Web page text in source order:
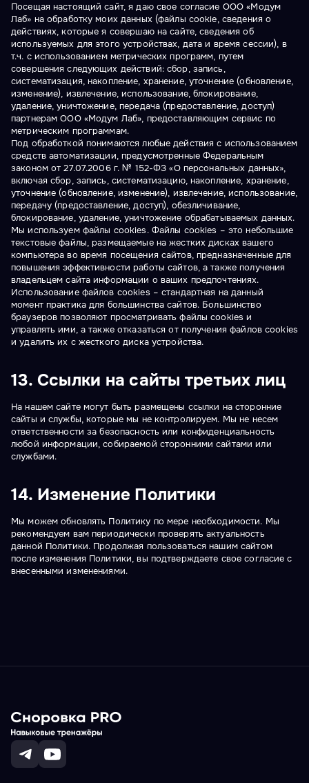
Посещая настоящий сайт, я даю свое согласие ООО «Модум
Лаб» на обработку моих данных (файлы cookie, сведения о
действиях, которые я совершаю на сайте, сведения об
используемых для этого устройствах, дата и время сессии), в
т.ч. с использованием метрических программ, путем
совершения следующих действий: сбор, запись,
систематизация, накопление, хранение, уточнение (обновление,
изменение), извлечение, использование, блокирование,
удаление, уничтожение, передача (предоставление, доступ)
партнерам ООО «Модум Лаб», предоставляющим сервис по
метрическим программам.
Под обработкой понимаются любые действия с использованием
средств автоматизации, предусмотренные Федеральным
законом от 27.07.2006 г. № 152-ФЗ «О персональных данных»,
включая сбор, запись, систематизацию, накопление, хранение,
уточнение (обновление, изменение), извлечение, использование,
передачу (предоставление, доступ), обезличивание,
блокирование, удаление, уничтожение обрабатываемых данных.
Мы используем файлы cookies. Файлы cookies – это небольшие
текстовые файлы, размещаемые на жестких дисках вашего
компьютера во время посещения сайтов, предназначенные для
повышения эффективности работы сайтов, а также получения
владельцем сайта информации о ваших предпочтениях.
Использование файлов cookies – стандартная на данный
момент практика для большинства сайтов. Большинство
браузеров позволяют просматривать файлы cookies и
управлять ими, а также отказаться от получения файлов cookies
и удалить их с жесткого диска устройства.
13. Ссылки на сайты третьих лиц
На нашем сайте могут быть размещены ссылки на сторонние
сайты и службы, которые мы не контролируем. Мы не несем
ответственности за безопасность или конфиденциальность
любой информации, собираемой сторонними сайтами или
службами.
14. Изменение Политики
Мы можем обновлять Политику по мере необходимости. Мы
рекомендуем вам периодически проверять актуальность
данной Политики. Продолжая пользоваться нашим сайтом
после изменения Политики, вы подтверждаете свое согласие с
внесенными изменениями.